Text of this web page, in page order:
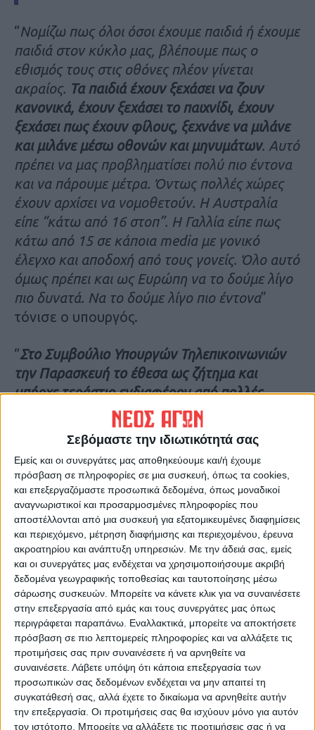
Σεβόμαστε την ιδιωτικότητά σας
Εμείς και οι συνεργάτες μας αποθηκεύουμε και/ή έχουμε
πρόσβαση σε πληροφορίες σε μια συσκευή, όπως τα cookies,
και επεξεργαζόμαστε προσωπικά δεδομένα, όπως μοναδικοί
αναγνωριστικοί και προσαρμοσμένες πληροφορίες που
αποστέλλονται από μια συσκευή για εξατομικευμένες διαφημίσεις
και περιεχόμενο, μέτρηση διαφήμισης και περιεχομένου, έρευνα
ακροατηρίου και ανάπτυξη υπηρεσιών. Με την άδειά σας, εμείς
και οι συνεργάτες μας ενδέχεται να χρησιμοποιήσουμε ακριβή
δεδομένα γεωγραφικής τοποθεσίας και ταυτοποίησης μέσω
σάρωσης συσκευών. Μπορείτε να κάνετε κλικ για να συναινέσετε
στην επεξεργασία από εμάς και τους συνεργάτες μας όπως
περιγράφεται παραπάνω. Εναλλακτικά, μπορείτε να αποκτήσετε
πρόσβαση σε πιο λεπτομερείς πληροφορίες και να αλλάξετε τις
προτιμήσεις σας πριν συναινέσετε ή να αρνηθείτε να
συναινέσετε. Λάβετε υπόψη ότι κάποια επεξεργασία των
προσωπικών σας δεδομένων ενδέχεται να μην απαιτεί τη
συγκατάθεσή σας, αλλά έχετε το δικαίωμα να αρνηθείτε αυτήν
την επεξεργασία. Οι προτιμήσεις σας θα ισχύουν μόνο για αυτόν
τον ιστότοπο. Μπορείτε να αλλάξετε τις προτιμήσεις σας ή να
“Νομίζω πως όλοι όσοι έχουμε παιδιά ή έχουμε
παιδιά στον κύκλο μας, βλέπουμε πως ο
εθισμός τους στις οθόνες πλέον γίνεται
ακραίος. Τα παιδιά έχουν ξεχάσει να ζουν
κανονικά, έχουν ξεχάσει το παιχνίδι, έχουν
ξεχάσει πως έχουν φίλους, ξεχνάνε να μιλάνε
και μιλάνε μέσω οθονών και μηνυμάτων. Αυτό
πρέπει να μας προβληματίσει πολύ πιο έντονα
και να πάρουμε μέτρα. Όντως πολλές χώρες
έχουν αρχίσει να νομοθετούν. Η Αυστραλία
είπε “κάτω από 16 στοπ”. Η Γαλλία είπε πως
κάτω από 15 σε κάποια media με γονικό
έλεγχο και αποδοχή από τους γονείς. Όλο αυτό
όμως πρέπει και ως Ευρώπη να το δούμε λίγο
πιο δυνατά. Να το δούμε λίγο πιο έντονα”
τόνισε ο υπουργός.
“Στο Συμβούλιο Υπουργών Τηλεπικοινωνιών
την Παρασκευή το έθεσα ως ζήτημα και
υπήρχε τεράστιο ενδιαφέρον από πολλές
. Υπάρχουν δύο πράγματα που μπορούν
να γίνουν: Το ένα είναι τι κάνουμε στο κινητό
του παιδιού μας ως γονείς. Δεν είναι τόσο
εύκολο παρόλα αυτά και δεν είναι και όλοι οι
γονείς τόσο καλοί στο να μπορέσουν να
ρυθμίσουν τέτοια συστήματα. Ο διπλός στόχος
στην ουσία είναι το τι κάνουμε εμείς εδώ ως
χώρα και μπορούμε να το κάνουμε άμεσα. Και
το άλλο είναι τι κάνει πλέον η Ευρώπη
απέναντι στους παρόχους ψηφιακών
υπηρεσιών.
“Η Γαλλία είπε ότι απαγορεύει κάτω από τα 15.
Με ποιο τρόπο απαγορεύεις στην ουσία; Με
ποιον τρόπο ελέγχεις την ηλικία του παιδιού; Ο
έλεγχος ηλικίας είναι το δύσκολο και εδώ πέρα
εμείς ερχόμαστε με μια πρόταση. Θα είναι και